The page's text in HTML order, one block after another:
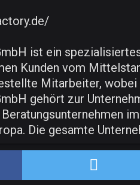
ist ein
Kunden vom
Mitarbeiter,
gehört zur
Die gesamte